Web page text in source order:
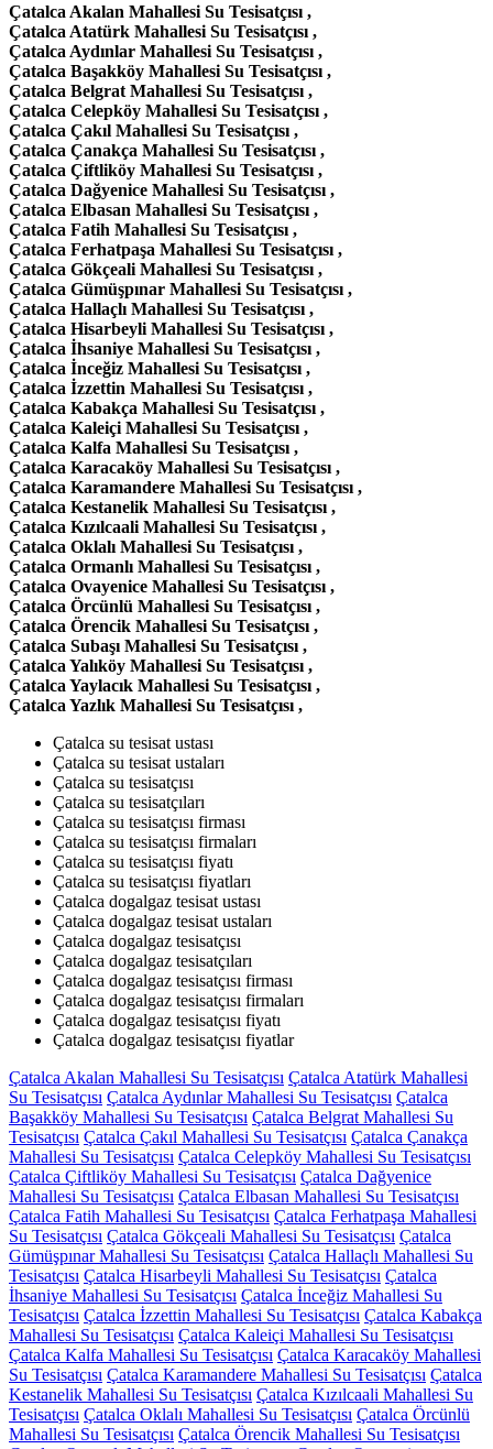
Çatalca Akalan Mahallesi Su Tesisatçısı ,
Çatalca Atatürk Mahallesi Su Tesisatçısı ,
Çatalca Aydınlar Mahallesi Su Tesisatçısı ,
Çatalca Başakköy Mahallesi Su Tesisatçısı ,
Çatalca Belgrat Mahallesi Su Tesisatçısı ,
Çatalca Celepköy Mahallesi Su Tesisatçısı ,
Çatalca Çakıl Mahallesi Su Tesisatçısı ,
Çatalca Çanakça Mahallesi Su Tesisatçısı ,
Çatalca Çiftliköy Mahallesi Su Tesisatçısı ,
Çatalca Dağyenice Mahallesi Su Tesisatçısı ,
Çatalca Elbasan Mahallesi Su Tesisatçısı ,
Çatalca Fatih Mahallesi Su Tesisatçısı ,
Çatalca Ferhatpaşa Mahallesi Su Tesisatçısı ,
Çatalca Gökçeali Mahallesi Su Tesisatçısı ,
Çatalca Gümüşpınar Mahallesi Su Tesisatçısı ,
Çatalca Hallaçlı Mahallesi Su Tesisatçısı ,
Çatalca Hisarbeyli Mahallesi Su Tesisatçısı ,
Çatalca İhsaniye Mahallesi Su Tesisatçısı ,
Çatalca İnceğiz Mahallesi Su Tesisatçısı ,
Çatalca İzzettin Mahallesi Su Tesisatçısı ,
Çatalca Kabakça Mahallesi Su Tesisatçısı ,
Çatalca Kaleiçi Mahallesi Su Tesisatçısı ,
Çatalca Kalfa Mahallesi Su Tesisatçısı ,
Çatalca Karacaköy Mahallesi Su Tesisatçısı ,
Çatalca Karamandere Mahallesi Su Tesisatçısı ,
Çatalca Kestanelik Mahallesi Su Tesisatçısı ,
Çatalca Kızılcaali Mahallesi Su Tesisatçısı ,
Çatalca Oklalı Mahallesi Su Tesisatçısı ,
Çatalca Ormanlı Mahallesi Su Tesisatçısı ,
Çatalca Ovayenice Mahallesi Su Tesisatçısı ,
Çatalca Örcünlü Mahallesi Su Tesisatçısı ,
Çatalca Örencik Mahallesi Su Tesisatçısı ,
Çatalca Subaşı Mahallesi Su Tesisatçısı ,
Çatalca Yalıköy Mahallesi Su Tesisatçısı ,
Çatalca Yaylacık Mahallesi Su Tesisatçısı ,
Çatalca Yazlık Mahallesi Su Tesisatçısı ,
Çatalca su tesisat ustası
Çatalca su tesisat ustaları
Çatalca su tesisatçısı
Çatalca su tesisatçıları
Çatalca su tesisatçısı firması
Çatalca su tesisatçısı firmaları
Çatalca su tesisatçısı fiyatı
Çatalca su tesisatçısı fiyatları
Çatalca dogalgaz tesisat ustası
Çatalca dogalgaz tesisat ustaları
Çatalca dogalgaz tesisatçısı
Çatalca dogalgaz tesisatçıları
Çatalca dogalgaz tesisatçısı firması
Çatalca dogalgaz tesisatçısı firmaları
Çatalca dogalgaz tesisatçısı fiyatı
Çatalca dogalgaz tesisatçısı fiyatlar
Çatalca Akalan Mahallesi Su Tesisatçısı Çatalca Atatürk Mahallesi
Su Tesisatçısı Çatalca Aydınlar Mahallesi Su Tesisatçısı Çatalca
Başakköy Mahallesi Su Tesisatçısı Çatalca Belgrat Mahallesi Su
Tesisatçısı Çatalca Çakıl Mahallesi Su Tesisatçısı Çatalca Çanakça
Mahallesi Su Tesisatçısı Çatalca Celepköy Mahallesi Su Tesisatçısı
Çatalca Çiftliköy Mahallesi Su Tesisatçısı Çatalca Dağyenice
Mahallesi Su Tesisatçısı Çatalca Elbasan Mahallesi Su Tesisatçısı
Çatalca Fatih Mahallesi Su Tesisatçısı Çatalca Ferhatpaşa Mahallesi
Su Tesisatçısı Çatalca Gökçeali Mahallesi Su Tesisatçısı Çatalca
Gümüşpınar Mahallesi Su Tesisatçısı Çatalca Hallaçlı Mahallesi Su
Tesisatçısı Çatalca Hisarbeyli Mahallesi Su Tesisatçısı Çatalca
İhsaniye Mahallesi Su Tesisatçısı Çatalca İnceğiz Mahallesi Su
Tesisatçısı Çatalca İzzettin Mahallesi Su Tesisatçısı Çatalca Kabakça
Mahallesi Su Tesisatçısı Çatalca Kaleiçi Mahallesi Su Tesisatçısı
Çatalca Kalfa Mahallesi Su Tesisatçısı Çatalca Karacaköy Mahallesi
Su Tesisatçısı Çatalca Karamandere Mahallesi Su Tesisatçısı Çatalca
Kestanelik Mahallesi Su Tesisatçısı Çatalca Kızılcaali Mahallesi Su
Tesisatçısı Çatalca Oklalı Mahallesi Su Tesisatçısı Çatalca Örcünlü
Mahallesi Su Tesisatçısı Çatalca Örencik Mahallesi Su Tesisatçısı